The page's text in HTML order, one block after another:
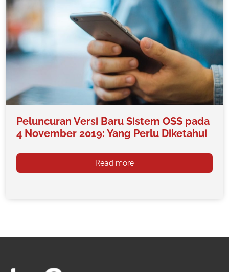
Peluncuran Versi Baru Sistem OSS pada
4 November 2019: Yang Perlu Diketahui
Read more